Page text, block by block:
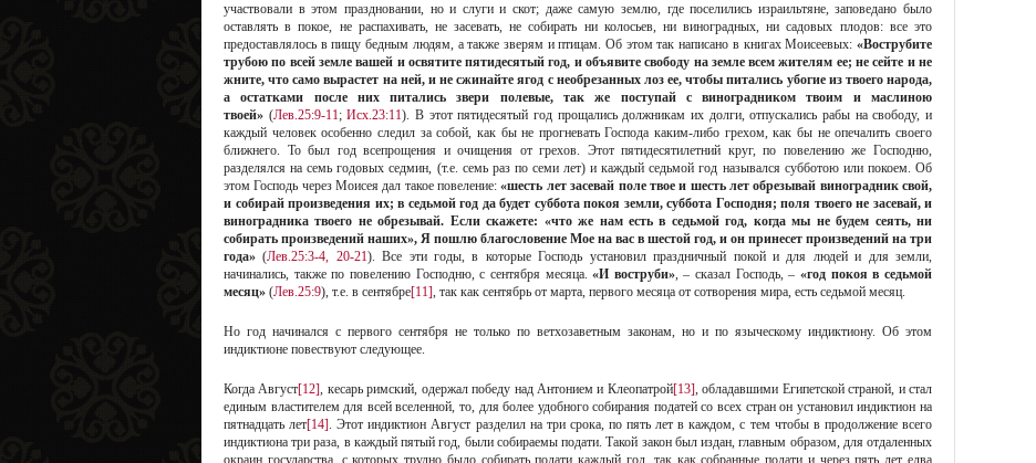
участвовали в этом праздновании, но и слуги и скот; даже самую землю, где поселились израильтяне, заповедано было
оставлять в покое, не распахивать, не засевать, не собирать ни колосьев, ни виноградных, ни садовых плодов: все это
предоставлялось в пищу бедным людям, а также зверям и птицам. Об этом так написано в книгах Моисеевых: «Вострубите
трубою по всей земле вашей и освятите пятидесятый год, и объявите свободу на земле всем жителям ее; не сейте и не
жните, что само вырастет на ней, и не сжинайте ягод с необрезанных лоз ее, чтобы питались убогие из твоего народа,
а остатками после них питались звери полевые, так же поступай с виноградником твоим и маслиною
твоей» (Лев.25:9-11;Исх.23:11). В этот пятидесятый год прощались должникам их долги, отпускались рабы на свободу, и
каждый человек особенно следил за собой, как бы не прогневать Господа каким-либо грехом, как бы не опечалить своего
ближнего. То был год всепрощения и очищения от грехов. Этот пятидесятилетний круг, по повелению же Господню,
разделялся на семь годовых седмин, (т.е. семь раз по семи лет) и каждый седьмой год назывался субботою или покоем. Об
этом Господь через Моисея дал такое повеление: «шесть лет засевай поле твое и шесть лет обрезывай виноградник свой,
и собирай произведения их; в седьмой год да будет суббота покоя земли, суббота Господня; поля твоего не засевай, и
виноградника твоего не обрезывай. Если скажете: «что же нам есть в седьмой год, когда мы не будем сеять, ни
собирать произведений наших», Я пошлю благословение Мое на вас в шестой год, и он принесет произведений на три
года» (Лев.25:3-4, 20-21). Все эти годы, в которые Господь установил праздничный покой и для людей и для земли,
начинались, также по повелению Господню, с сентября месяца. «И воструби», – сказал Господь, –«год покоя в седьмой
месяц» (Лев.25:9), т.е. в сентябре[11], так как сентябрь от марта, первого месяца от сотворения мира, есть седьмой месяц.
Но год начинался с первого сентября не только по ветхозаветным законам, но и по языческому индиктиону. Об этом
индиктионе повествуют следующее.
Когда Август[12], кесарь римский, одержал победу над Антонием и Клеопатрой[13], обладавшими Египетской страной, и стал
единым властителем для всей вселенной, то, для более удобного собирания податей со всех стран он установил индиктион на
пятнадцать лет[14]. Этот индиктион Август разделил на три срока, по пять лет в каждом, с тем чтобы в продолжение всего
индиктиона три раза, в каждый пятый год, были собираемы подати. Такой закон был издан, главным образом, для отдаленных
окраин государства, с которых трудно было собирать подати каждый год, так как собранные подати и через пять лет едва